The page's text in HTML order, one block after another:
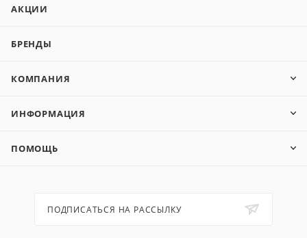
АКЦИИ
БРЕНДЫ
КОМПАНИЯ
ИНФОРМАЦИЯ
ПОМОЩЬ
ПОДПИСАТЬСЯ НА РАССЫЛКУ